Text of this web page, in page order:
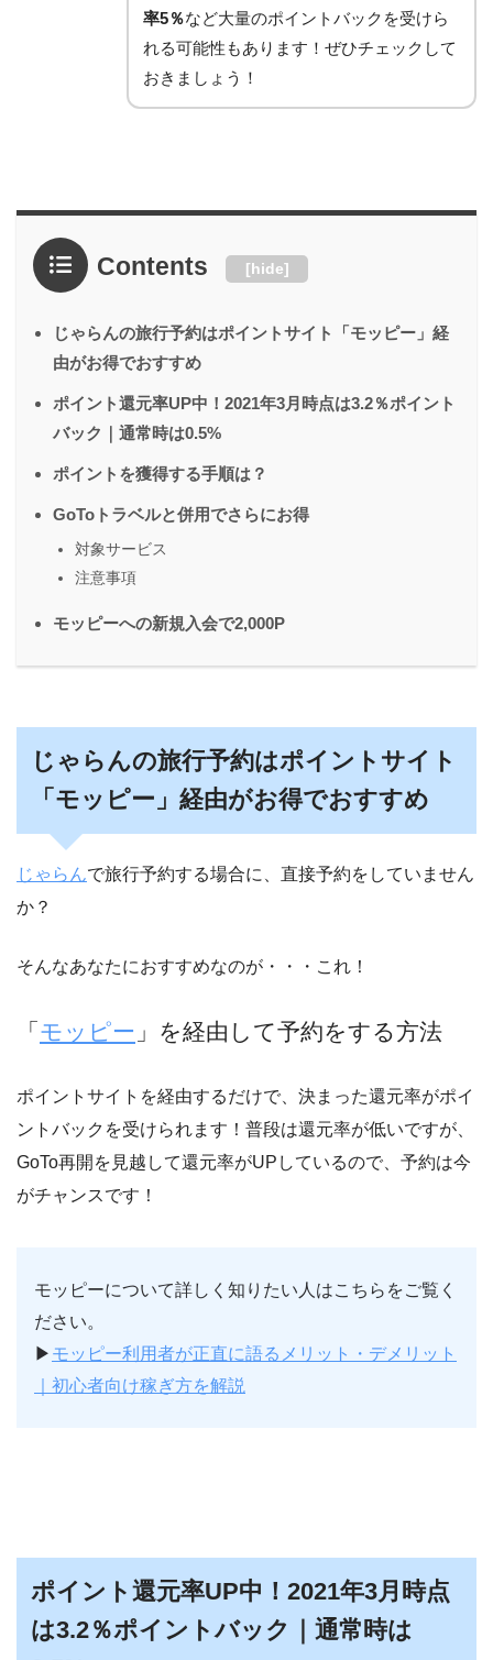
率5％など大量のポイントバックを受けら
れる可能性もあります！ぜひチェックして
おきましょう！
Contents [hide]
じゃらんの旅行予約はポイントサイト「モッピー」経
由がお得でおすすめ
ポイント還元率UP中！2021年3月時点は3.2％ポイント
バック｜通常時は0.5%
ポイントを獲得する手順は？
GoToトラベルと併用でさらにお得
対象サービス
注意事項
モッピーへの新規入会で2,000P
じゃらんの旅行予約はポイントサイト
「モッピー」経由がお得でおすすめ
じゃらんで旅行予約する場合に、直接予約をしていません
か？
そんなあなたにおすすめなのが・・・これ！
「 モッピー 」を経由して予約をする方法
ポイントサイトを経由するだけで、決まった還元率がポイ
ントバックを受けられます！普段は還元率が低いですが、
GoTo再開を見越して還元率がUPしているので、予約は今
がチャンスです！
モッピーについて詳しく知りたい人はこちらをご覧く
ださい。
▶︎ モッピー利用者が正直に語るメリット・デメリット
｜初心者向け稼ぎ方を解説
ポイント還元率UP中！2021年3月時点
は3.2％ポイントバック｜通常時は